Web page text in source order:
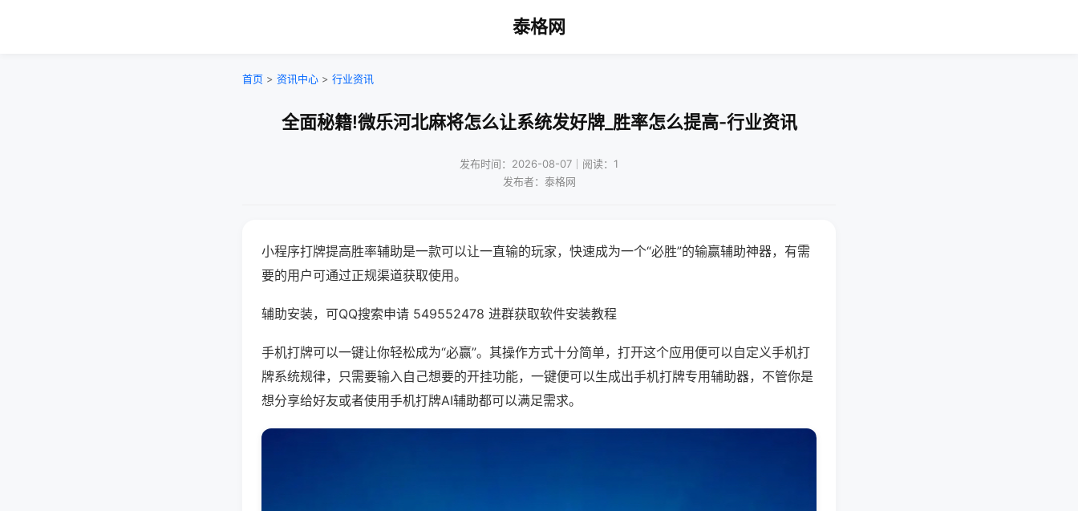
泰格网
首页 > 资讯中心 > 行业资讯
全面秘籍!微乐河北麻将怎么让系统发好牌_胜率怎么提高-行业资讯
发布时间：2026-08-07｜阅读：1
发布者：泰格网
小程序打牌提高胜率辅助是一款可以让一直输的玩家，快速成为一个“必胜”的输赢辅助神器，有需
要的用户可通过正规渠道获取使用。
辅助安装，可QQ搜索申请 549552478 进群获取软件安装教程
手机打牌可以一键让你轻松成为“必赢”。其操作方式十分简单，打开这个应用便可以自定义手机打
牌系统规律，只需要输入自己想要的开挂功能，一键便可以生成出手机打牌专用辅助器，不管你是
想分享给好友或者使用手机打牌AI辅助都可以满足需求。